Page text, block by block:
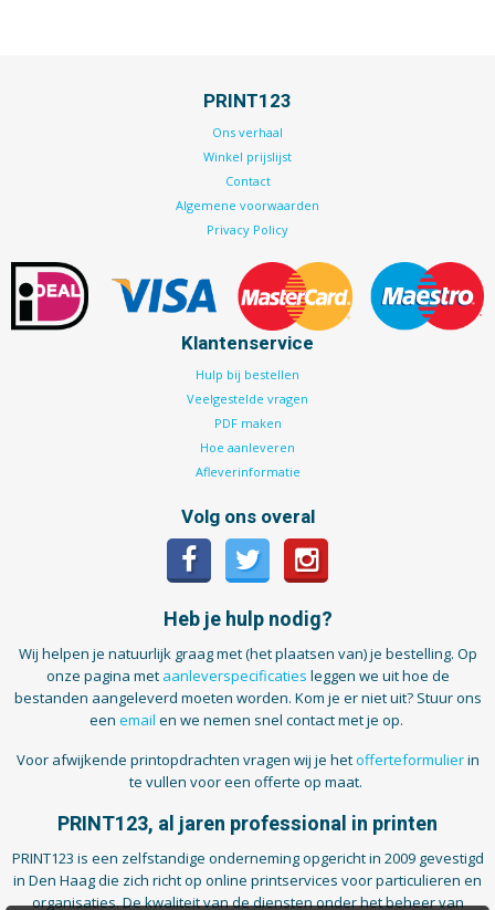
PRINT123
Ons verhaal
Winkel prijslijst
Contact
Algemene voorwaarden
Privacy Policy
Klantenservice
Hulp bij bestellen
Veelgestelde vragen
PDF maken
Hoe aanleveren
Afleverinformatie
Volg ons overal
Heb je hulp nodig?
Wij helpen je natuurlijk graag met (het plaatsen van) je bestelling. Op
onze pagina met aanleverspecificaties leggen we uit hoe de
bestanden aangeleverd moeten worden. Kom je er niet uit? Stuur ons
een email en we nemen snel contact met je op.
Voor afwijkende printopdrachten vragen wij je hetofferteformulierin
te vullen voor een offerte op maat.
PRINT123, al jaren professional in printen
PRINT123 is een zelfstandige onderneming opgericht in 2009 gevestigd
in Den Haag die zich richt op online printservices voor particulieren en
organisaties. De kwaliteit van de diensten onder het beheer van